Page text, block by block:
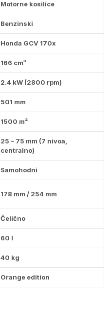
Motorne kosilice
Benzinski
Honda GCV 170x
166 cm³
2.4 kW (2800 rpm)
501 mm
1500 m²
25 – 75 mm (7 nivoa,
centralno)
Samohodni
178 mm / 254 mm
Čelično
60 l
40 kg
Orange edition